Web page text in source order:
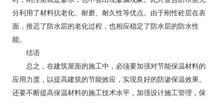
分利用了材料抗老化、耐磨、耐久性等优点。由于刚性砼层在表
面，推迟了防水层的老化过程，也相应稳定了防水层的防水性
能。
结语
总之，在建筑屋面的施工中，必须要加强对节能保温材料的
应用力度，以提高建筑的节能效应，实现良好的防渗保温效果。
还要不断提高保温材料的施工技术水平，加强设计施工管理，保